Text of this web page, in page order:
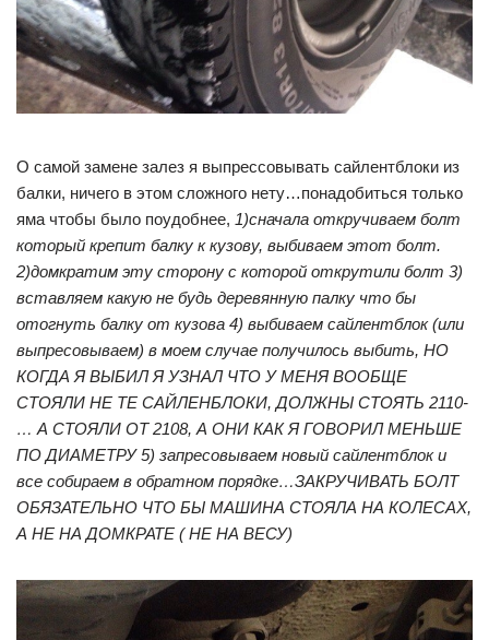
О самой замене залез я выпрессовывать сайлентблоки из
балки, ничего в этом сложного нету…понадобиться только
яма чтобы было поудобнее, 1)сначала откручиваем болт
который крепит балку к кузову, выбиваем этот болт.
2)домкратим эту сторону с которой открутили болт 3)
вставляем какую не будь деревянную палку что бы
отогнуть балку от кузова 4) выбиваем сайлентблок (или
выпресовываем) в моем случае получилось выбить, НО
КОГДА Я ВЫБИЛ Я УЗНАЛ ЧТО У МЕНЯ ВООБЩЕ
СТОЯЛИ НЕ ТЕ САЙЛЕНБЛОКИ, ДОЛЖНЫ СТОЯТЬ 2110-
… А СТОЯЛИ ОТ 2108, А ОНИ КАК Я ГОВОРИЛ МЕНЬШЕ
ПО ДИАМЕТРУ 5) запресовываем новый сайлентблок и
все собираем в обратном порядке…ЗАКРУЧИВАТЬ БОЛТ
ОБЯЗАТЕЛЬНО ЧТО БЫ МАШИНА СТОЯЛА НА КОЛЕСАХ,
А НЕ НА ДОМКРАТЕ ( НЕ НА ВЕСУ)